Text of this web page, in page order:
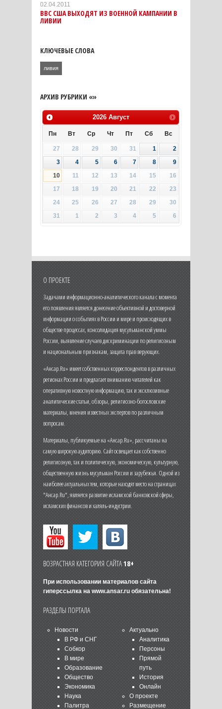
02.04.2011
ВВС США ВЫХОДЯТ ИЗ ВОЕННОЙ КАМПАНИИ В
ЛИВИИ
КЛЮЧЕВЫЕ СЛОВА
ливия
АРХИВ РУБРИКИ «»
2026 Август
Пн Вт Ср Чт Пт Сб Вс
27 28 29 30 31 1
2
3
4 5 6 7 8
9
10
11 12 13 14 15
16
17
18 19 20 21 22
23
24
25 26 27 28 29
30
31
1 2 3 4 5 6
О ПРОЕКТЕ
Задачами информационно-аналитического канала с момента
его появления является донесение объективной и достоверной
информации о событиях в России и мире и происходящих в
обществе процессах, консолидация мусульманской уммы
России, выявление случаев дискриминации по религиозным
и национальным признакам, защита прав верующих.
«Ансар.Ru» имеет собственных корреспондентов в различных
регионах России и предлагает вниманию читателей как
оперативную новостную информацию, так и эксклюзивные
аналитические статьи, обзоры, религиозно-богословские
материалы, мнения известных экспертов по различным
вопросам.
Материалы, публикуемые на «Ансар.Ru», рассчитаны на
самую широкую аудиторию. Сайт освещает как собственно
религиозную, так и политическую, экономическую, культурную,
общественную жизнь мусульман России и зарубежья. Одной из
наиболее актуальных тем, которые находят место на страницах
"Ансар.Ru", является развитие исламской банковской сферы,
исламских финансов и халяль-индустрии.
ВОЗРАСТНАЯ КАТЕГОРИЯ САЙТА18+
При использовании материалов сайта
гиперссылка на www.ansar.ruобязательна!
РАЗДЕЛЫ ПОРТАЛА
Новости
В РФ и СНГ
Собкор
В мире
Образование
Общество
Экономика
Наука
Палитра
Актуально
Аналитика
Персоны
Прямой
путь
История
Онлайн
О проекте
Размещение